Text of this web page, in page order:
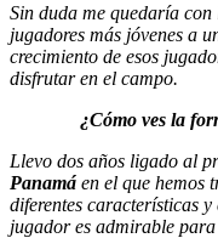
Sin duda me quedaría
jugadores más jóvenes a
crecimiento de esos
disfrutar en el campo.
¿Cómo ves la
Llevo dos años ligado al
Panamá en el que hemos
diferentes características
jugador es admirable